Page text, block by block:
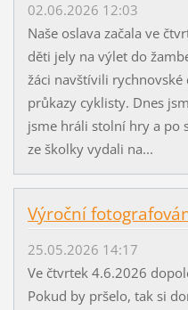
02.06.2026 12:03
Naše oslava začala ve
děti jely na výlet do
žáci navštívili
průkazy cyklisty. Dnes
jsme hráli stolní hry a po
ze školky vydali na...
Výroční
25.05.2026 14:17
Ve čtvrtek 4.6.2026
Pokud by pršelo, tak si